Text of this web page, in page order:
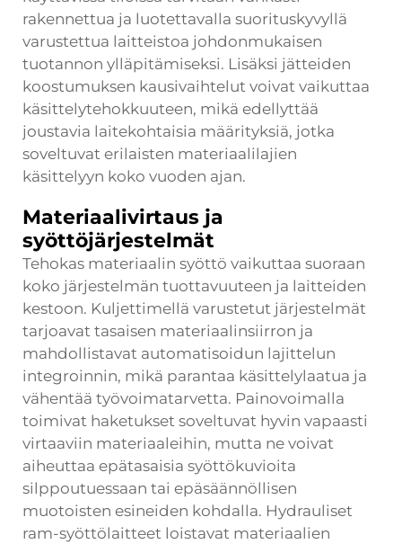
rakennettua ja luotettavalla suorituskyvyllä
varustettua laitteistoa johdonmukaisen
tuotannon ylläpitämiseksi. Lisäksi jätteiden
koostumuksen kausivaihtelut voivat vaikuttaa
käsittelytehokkuuteen, mikä edellyttää
joustavia laitekohtaisia määrityksiä, jotka
soveltuvat erilaisten materiaalilajien
käsittelyyn koko vuoden ajan.
Materiaalivirtaus ja
syöttöjärjestelmät
Tehokas materiaalin syöttö vaikuttaa suoraan
koko järjestelmän tuottavuuteen ja laitteiden
kestoon. Kuljettimellä varustetut järjestelmät
tarjoavat tasaisen materiaalinsiirron ja
mahdollistavat automatisoidun lajittelun
integroinnin, mikä parantaa käsittelylaatua ja
vähentää työvoimatarvetta. Painovoimalla
toimivat haketukset soveltuvat hyvin vapaasti
virtaaviin materiaaleihin, mutta ne voivat
aiheuttaa epätasaisia syöttökuvioita
silppoutuessaan tai epäsäännöllisen
muotoisten esineiden kohdalla. Hydrauliset
ram-syöttölaitteet loistavat materiaalien